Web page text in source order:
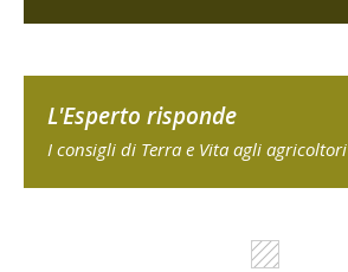
L'Esperto risponde
I consigli di Terra e Vita agli agricoltori